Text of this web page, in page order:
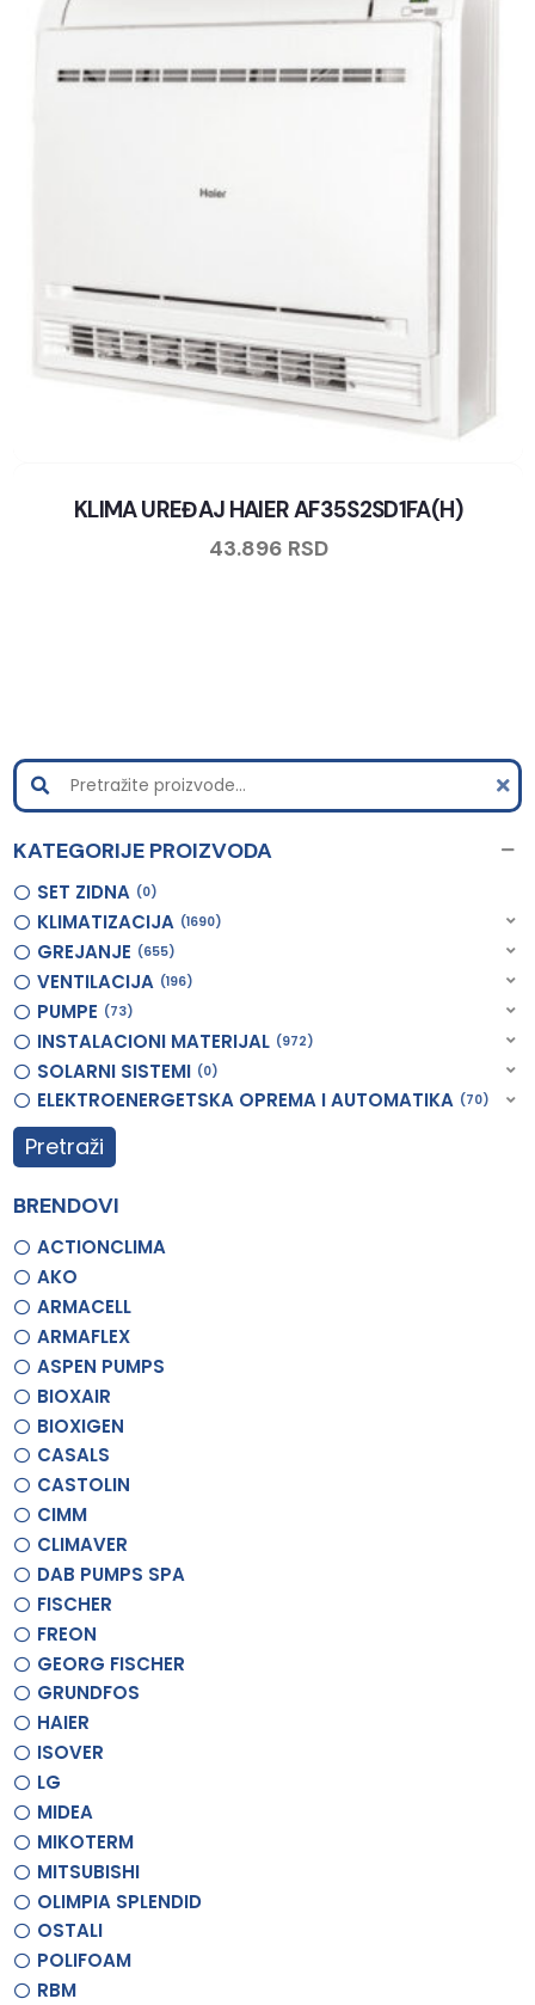
KLIMA UREĐAJ HAIER AF35S2SD1FA(H)
43.896 RSD
KATEGORIJE PROIZVODA
SET ZIDNA 0
KLIMATIZACIJA 1690
GREJANJE 655
VENTILACIJA 196
PUMPE 73
INSTALACIONI MATERIJAL 972
SOLARNI SISTEMI 0
ELEKTROENERGETSKA OPREMA I AUTOMATIKA 70
Pretraži
BRENDOVI
ACTIONCLIMA
AKO
ARMACELL
ARMAFLEX
ASPEN PUMPS
BIOXAIR
BIOXIGEN
CASALS
CASTOLIN
CIMM
CLIMAVER
DAB PUMPS SPA
FISCHER
FREON
GEORG FISCHER
GRUNDFOS
HAIER
ISOVER
LG
MIDEA
MIKOTERM
MITSUBISHI
OLIMPIA SPLENDID
OSTALI
POLIFOAM
RBM